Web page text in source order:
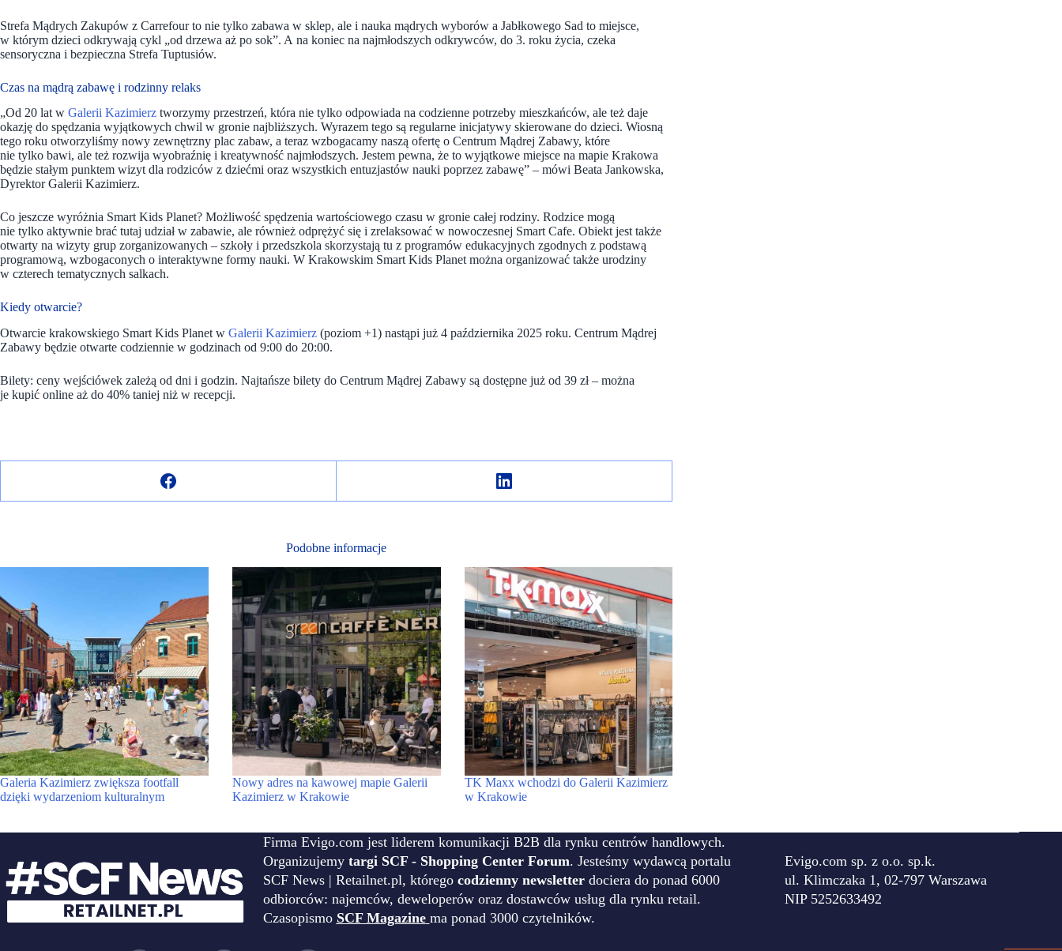
Strefa Mądrych Zakupów z Carrefour to nie tylko zabawa w sklep, ale i nauka mądrych wyborów a Jabłkowego Sad to miejsce,
w którym dzieci odkrywają cykl „od drzewa aż po sok”. A na koniec na najmłodszych odkrywców, do 3. roku życia, czeka
sensoryczna i bezpieczna Strefa Tuptusiów.
Czas na mądrą zabawę i rodzinny relaks
„Od 20 lat w Galerii Kazimierz tworzymy przestrzeń, która nie tylko odpowiada na codzienne potrzeby mieszkańców, ale też daje
okazję do spędzania wyjątkowych chwil w gronie najbliższych. Wyrazem tego są regularne inicjatywy skierowane do dzieci. Wiosną
tego roku otworzyliśmy nowy zewnętrzny plac zabaw, a teraz wzbogacamy naszą ofertę o Centrum Mądrej Zabawy, które
nie tylko bawi, ale też rozwija wyobraźnię i kreatywność najmłodszych. Jestem pewna, że to wyjątkowe miejsce na mapie Krakowa
będzie stałym punktem wizyt dla rodziców z dziećmi oraz wszystkich entuzjastów nauki poprzez zabawę” – mówi Beata Jankowska,
Dyrektor Galerii Kazimierz.
Co jeszcze wyróżnia Smart Kids Planet? Możliwość spędzenia wartościowego czasu w gronie całej rodziny. Rodzice mogą
nie tylko aktywnie brać tutaj udział w zabawie, ale również odprężyć się i zrelaksować w nowoczesnej Smart Cafe. Obiekt jest także
otwarty na wizyty grup zorganizowanych – szkoły i przedszkola skorzystają tu z programów edukacyjnych zgodnych z podstawą
programową, wzbogaconych o interaktywne formy nauki. W Krakowskim Smart Kids Planet można organizować także urodziny
w czterech tematycznych salkach.
Kiedy otwarcie?
Otwarcie krakowskiego Smart Kids Planet w Galerii Kazimierz (poziom +1) nastąpi już 4 października 2025 roku. Centrum Mądrej
Zabawy będzie otwarte codziennie w godzinach od 9:00 do 20:00.
Bilety: ceny wejściówek zależą od dni i godzin. Najtańsze bilety do Centrum Mądrej Zabawy są dostępne już od 39 zł – można
je kupić online aż do 40% taniej niż w recepcji.
Podobne informacje
Galeria Kazimierz zwiększa footfall
dzięki wydarzeniom kulturalnym
Nowy adres na kawowej mapie Galerii
Kazimierz w Krakowie
TK Maxx wchodzi do Galerii Kazimierz
w Krakowie
Firma Evigo.com jest liderem komunikacji B2B dla rynku centrów handlowych.
Organizujemy targi SCF - Shopping Center Forum. Jesteśmy wydawcą portalu
SCF News | Retailnet.pl, którego codzienny newsletter dociera do ponad 6000
odbiorców: najemców, deweloperów oraz dostawców usług dla rynku retail.
Czasopismo SCF Magazine ma ponad 3000 czytelników.
Evigo.com sp. z o.o. sp.k.
ul. Klimczaka 1, 02-797 Warszawa
NIP 5252633492